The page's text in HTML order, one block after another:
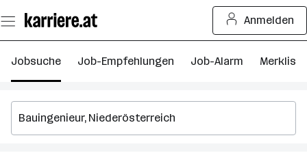
Seiteninhalt
springen
Anmelden
Jobsuche Job-Empfehlungen Job-Alarm Merkliste